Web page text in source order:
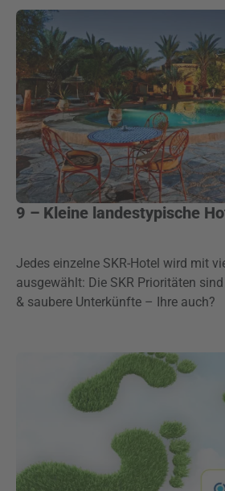
9 – Kleine landestypische
Jedes einzelne SKR-Hotel wird mit
ausgewählt: Die SKR Prioritäten
& saubere Unterkünfte – Ihre auch?